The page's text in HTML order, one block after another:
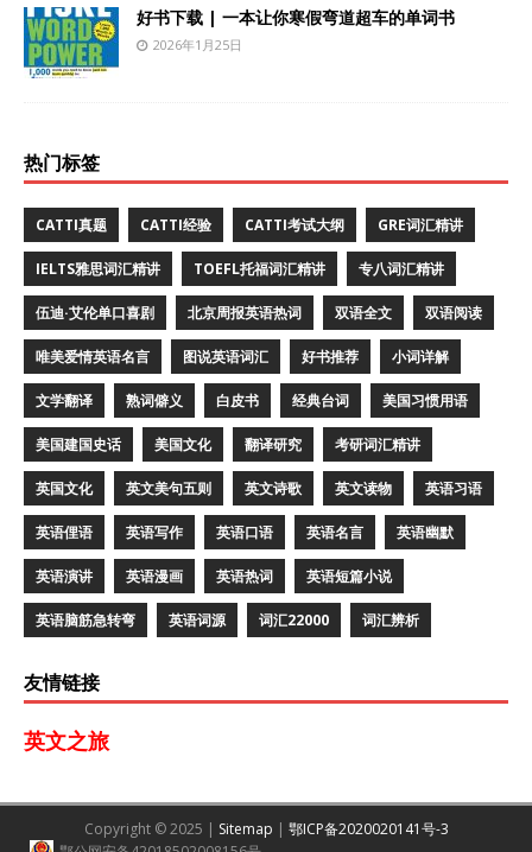
好书下载 | 一本让你寒假弯道超车的单词书
2026年1月25日
热门标签
CATTI真题 CATTI经验 CATTI考试大纲 GRE词汇精讲
IELTS雅思词汇精讲 TOEFL托福词汇精讲 专八词汇精讲
伍迪·艾伦单口喜剧 北京周报英语热词 双语全文 双语阅读
唯美爱情英语名言 图说英语词汇 好书推荐 小词详解
文学翻译 熟词僻义 白皮书 经典台词 美国习惯用语
美国建国史话 美国文化 翻译研究 考研词汇精讲
英国文化 英文美句五则 英文诗歌 英文读物 英语习语
英语俚语 英语写作 英语口语 英语名言 英语幽默
英语演讲 英语漫画 英语热词 英语短篇小说
英语脑筋急转弯 英语词源 词汇22000 词汇辨析
友情链接
英文之旅
Copyright © 2025 | Sitemap | 鄂ICP备2020020141号-3